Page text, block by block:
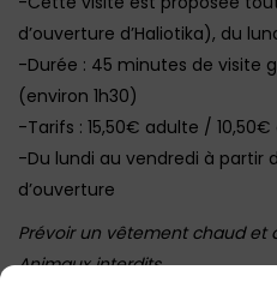
d’ouverture d’Haliotika), du
-Durée : 45 minutes de visite
(environ 1h30)
-Tarifs : 15,50€ adulte /
-Du lundi au vendredi à partir
d’ouverture
Prévoir un vêtement chaud et
Animaux interdits